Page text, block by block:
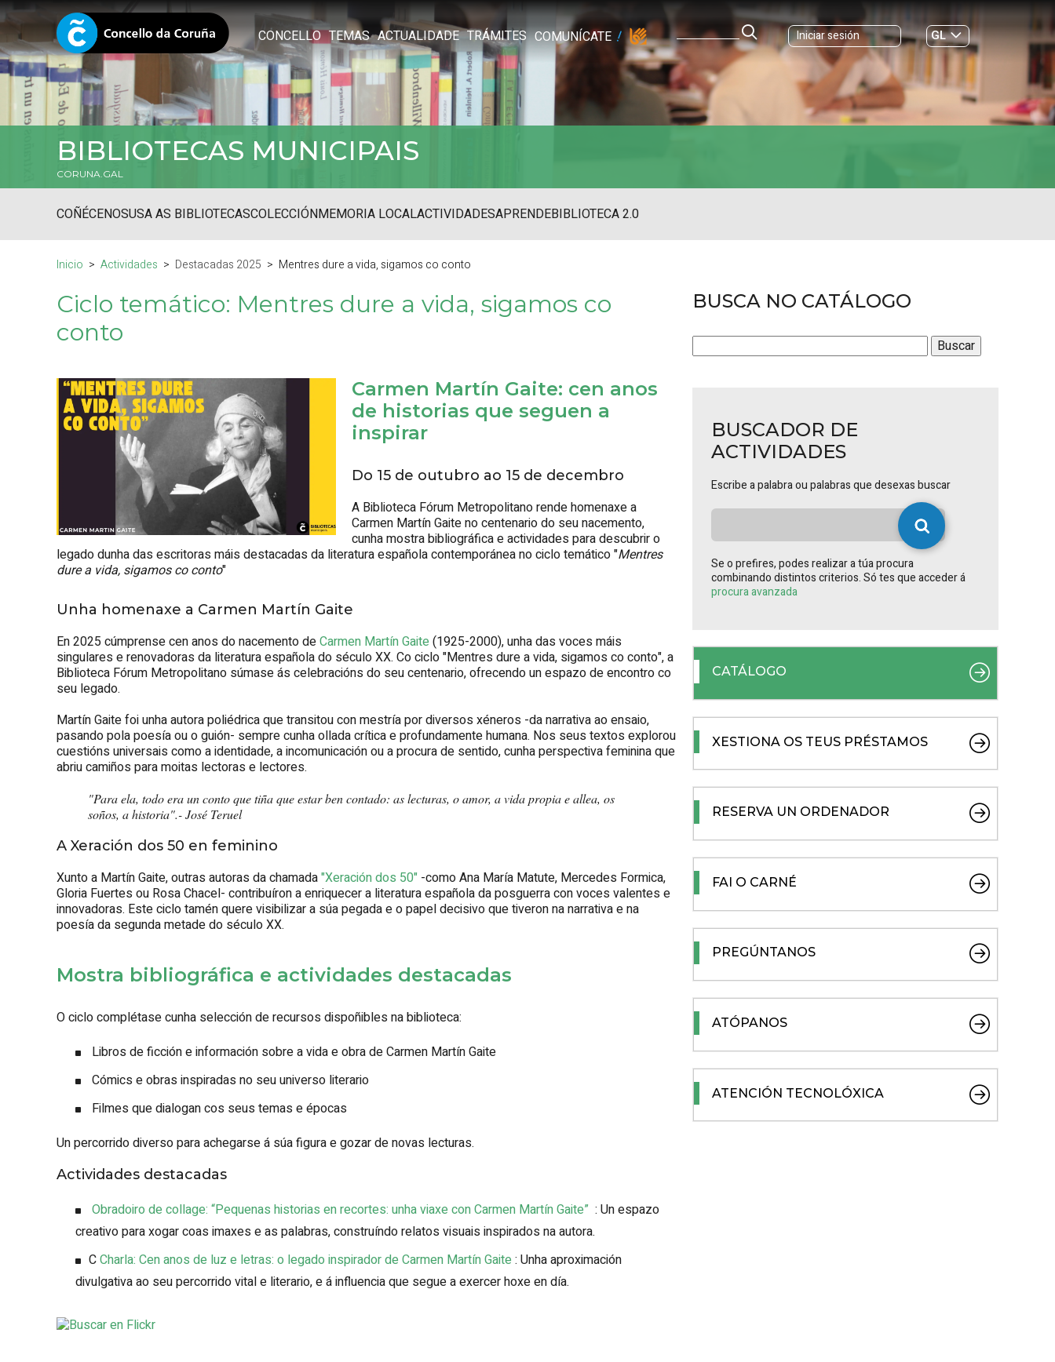
CONCELLO TEMAS ACTUALIDADE TRÁMITES COMUNÍCATE Iniciar sesión
GL
ES|
BIBLIOTECAS MUNICIPAIS
CORUNA.GAL
COÑÉCENOSUSA AS BIBLIOTECASCOLECCIÓNMEMORIA LOCALACTIVIDADESAPRENDEBIBLIOTECA 2.0
Inicio Actividades Destacadas 2025 Mentres dure a vida, sigamos co conto
Ciclo temático: Mentres dure a vida, sigamos co
conto
Carmen Martín Gaite: cen anos
de historias que seguen a
inspirar
Do 15 de outubro ao 15 de decembro
A Biblioteca Fórum Metropolitano rende homenaxe a
Carmen Martín Gaite no centenario do seu nacemento,
cunha mostra bibliográfica e actividades para descubrir o
legado dunha das escritoras máis destacadas da literatura española contemporánea no ciclo temático "Mentres
dure a vida, sigamos co conto"
Unha homenaxe a Carmen Martín Gaite
En 2025 cúmprense cen anos do nacemento deCarmen Martín Gaite(1925-2000), unha das voces máis
singulares e renovadoras da literatura española do século XX. Co ciclo "Mentres dure a vida, sigamos co conto", a
Biblioteca Fórum Metropolitano súmase ás celebracións do seu centenario, ofrecendo un espazo de encontro co
seu legado.
Martín Gaite foi unha autora poliédrica que transitou con mestría por diversos xéneros -da narrativa ao ensaio,
pasando pola poesía ou o guión- sempre cunha ollada crítica e profundamente humana. Nos seus textos explorou
cuestións universais como a identidade, a incomunicación ou a procura de sentido, cunha perspectiva feminina que
abriu camiños para moitas lectoras e lectores.
"Para ela, todo era un conto que tiña que estar ben contado: as lecturas, o amor, a vida propia e allea, os
soños, a historia".- José Teruel
A Xeración dos 50 en feminino
Xunto a Martín Gaite, outras autoras da chamada"Xeración dos 50" -como Ana María Matute, Mercedes Formica,
Gloria Fuertes ou Rosa Chacel- contribuíron a enriquecer a literatura española da posguerra con voces valentes e
innovadoras. Este ciclo tamén quere visibilizar a súa pegada e o papel decisivo que tiveron na narrativa e na
poesía da segunda metade do século XX.
Mostra bibliográfica e actividades destacadas
O ciclo complétase cunha selección de recursos dispoñibles na biblioteca:
Libros de ficción e información sobre a vida e obra de Carmen Martín Gaite
Cómics e obras inspiradas no seu universo literario
Filmes que dialogan cos seus temas e épocas
Un percorrido diverso para achegarse á súa figura e gozar de novas lecturas.
Actividades destacadas
Obradoiro de collage: “Pequenas historias en recortes: unha viaxe con Carmen Martín Gaite” : Un espazo
creativo para xogar coas imaxes e as palabras, construíndo relatos visuais inspirados na autora.
CCharla: Cen anos de luz e letras: o legado inspirador de Carmen Martín Gaite: Unha aproximación
divulgativa ao seu percorrido vital e literario, e á influencia que segue a exercer hoxe en día.
BUSCA NO CATÁLOGO
BUSCADOR DE
ACTIVIDADES
Escribe a palabra ou palabras que desexas buscar
Se o prefires, podes realizar a túa procura
combinando distintos criterios. Só tes que acceder á
procura avanzada
CATÁLOGO
XESTIONA OS TEUS PRÉSTAMOS
RESERVA UN ORDENADOR
FAI O CARNÉ
PREGÚNTANOS
ATÓPANOS
ATENCIÓN TECNOLÓXICA